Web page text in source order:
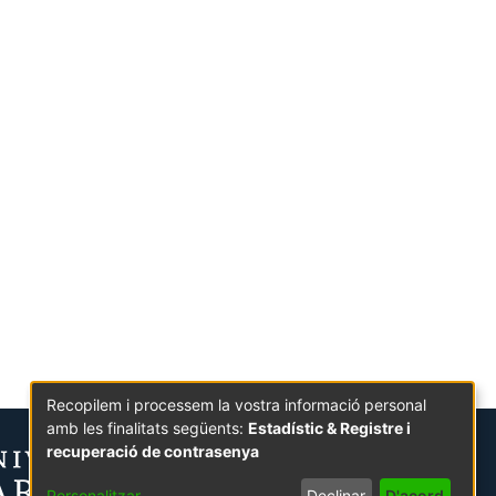
Recopilem i processem la vostra informació personal
amb les finalitats següents: Estadístic & Registre i
recuperació de contrasenya